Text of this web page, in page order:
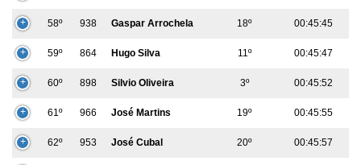
58º 938 Gaspar Arrochela 18º 00:45:45
59º 864 Hugo Silva 11º 00:45:47
60º 898 Silvio Oliveira 3º 00:45:52
61º 966 José Martins 19º 00:45:55
62º 953 José Cubal 20º 00:45:57